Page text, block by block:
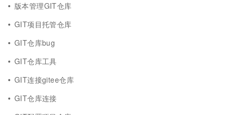
版本管理GIT仓库
GIT项目托管仓库
GIT仓库bug
GIT仓库工具
GIT连接gitee仓库
GIT仓库连接